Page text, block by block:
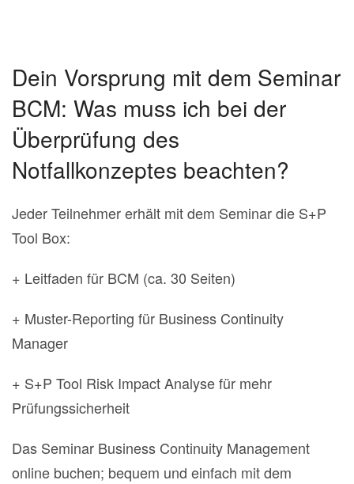
Dein Vorsprung mit dem Seminar
BCM: Was muss ich bei der
Überprüfung des
Notfallkonzeptes beachten?
Jeder Teilnehmer erhält mit dem Seminar die S+P
Tool Box:
+ Leitfaden für BCM (ca. 30 Seiten)
+ Muster-Reporting für Business Continuity
Manager
+ S+P Tool Risk Impact Analyse für mehr
Prüfungssicherheit
Das Seminar Business Continuity Management
online buchen; bequem und einfach mit dem